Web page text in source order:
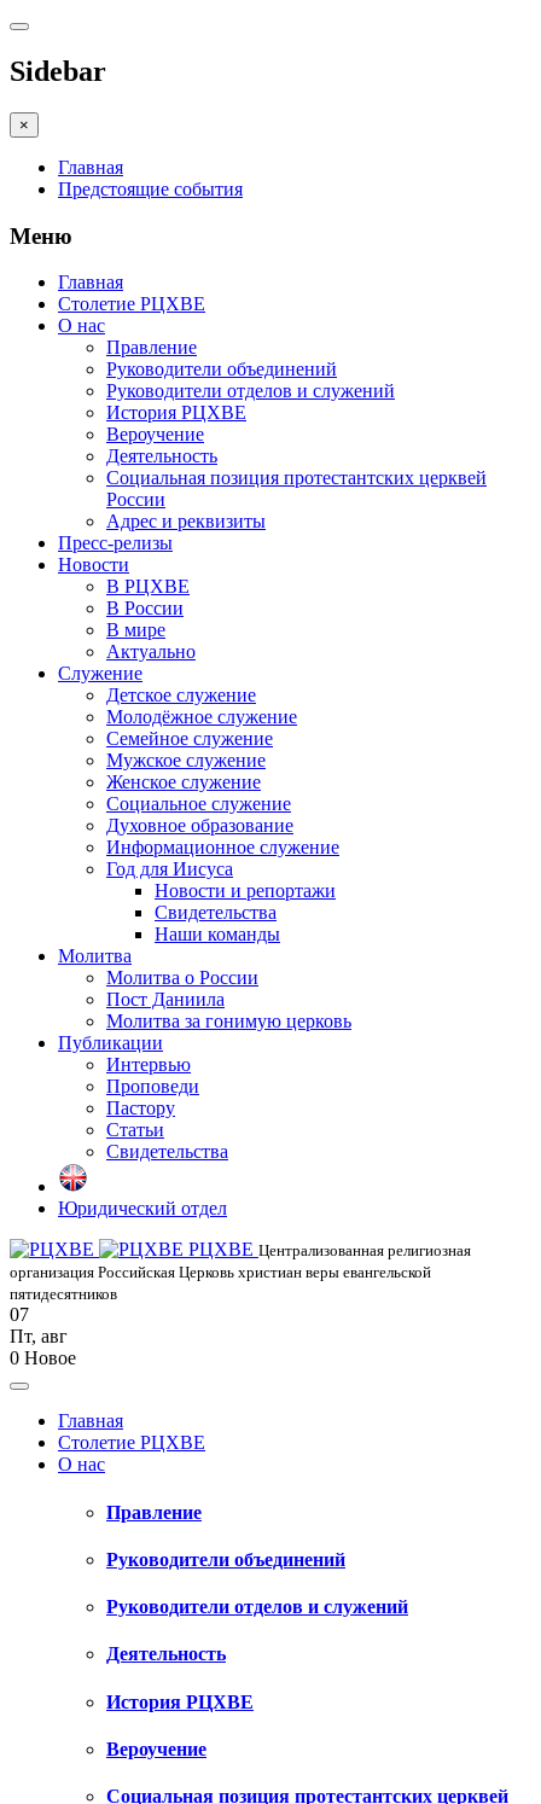
Sidebar
×
Главная
Предстоящие события
Меню
Главная
Столетие РЦХВЕ
О нас
Правление
Руководители объединений
Руководители отделов и служений
История РЦХВЕ
Вероучение
Деятельность
Социальная позиция протестантских церквей
России
Адрес и реквизиты
Пресс-релизы
Новости
В РЦХВЕ
В России
В мире
Актуально
Служение
Детское служение
Молодёжное служение
Семейное служение
Мужское служение
Женское служение
Социальное служение
Духовное образование
Информационное служение
Год для Иисуса
Новости и репортажи
Свидетельства
Наши команды
Молитва
Молитва о России
Пост Даниила
Молитва за гонимую церковь
Публикации
Интервью
Проповеди
Пастору
Статьи
Свидетельства
Юридический отдел
РЦХВЕ Централизованная религиозная
организация Российская Церковь христиан веры евангельской
пятидесятников
07
Пт, авг
0 Новое
Главная
Столетие РЦХВЕ
О нас
Правление
Руководители объединений
Руководители отделов и служений
Деятельность
История РЦХВЕ
Вероучение
Социальная позиция протестантских церквей